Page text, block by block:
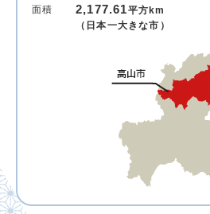
面積
2,177.61平方km
（日本一大きな市）